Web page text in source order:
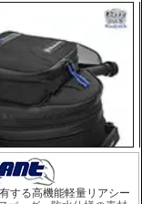
する高機能軽量リアシー